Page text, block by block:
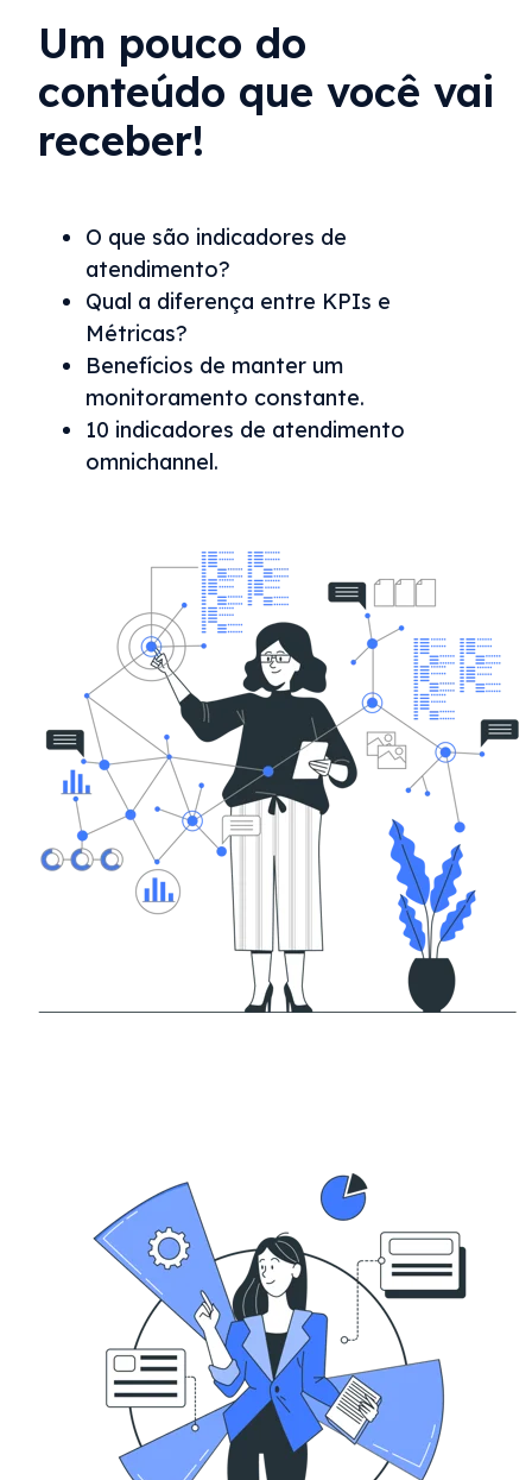
Um pouco do
conteúdo que você vai
receber!
O que são indicadores de
atendimento?
Qual a diferença entre KPIs e
Métricas?
Benefícios de manter um
monitoramento constante.
10 indicadores de atendimento
omnichannel.